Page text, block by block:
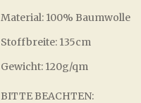
Material: 100% Baumwolle
Stoffbreite: 135cm
Gewicht: 120g/qm
BITTE BEACHTEN: